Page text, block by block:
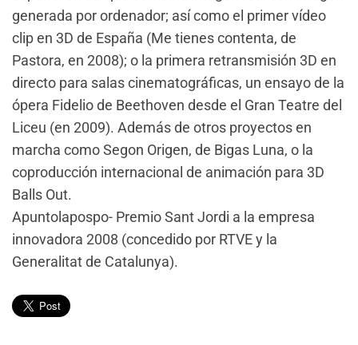
generada por ordenador; así como el primer vídeo
clip en 3D de España (Me tienes contenta, de
Pastora, en 2008); o la primera retransmisión 3D en
directo para salas cinematográficas, un ensayo de la
ópera Fidelio de Beethoven desde el Gran Teatre del
Liceu (en 2009). Además de otros proyectos en
marcha como Segon Origen, de Bigas Luna, o la
coproducción internacional de animación para 3D
Balls Out.
Apuntolapospo- Premio Sant Jordi a la empresa
innovadora 2008 (concedido por RTVE y la
Generalitat de Catalunya).